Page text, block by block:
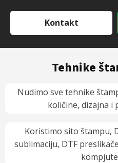
Kontakt
Tehnike
Nudimo sve tehnike
količine, dizajna i
Koristimo sito štampu,
sublimaciju, DTF